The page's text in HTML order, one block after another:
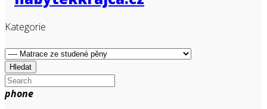
Kategorie
Hledat
phone